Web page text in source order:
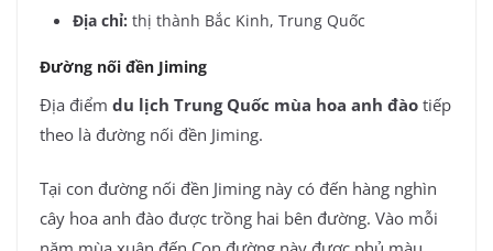
Địa chỉ: thị thành Bắc Kinh, Trung Quốc
Đường nối đền Jiming
Địa điểm du lịch Trung Quốc mùa hoa anh đào tiếp
theo là đường nối đền Jiming.
Tại con đường nối đền Jiming này có đến hàng nghìn
cây hoa anh đào được trồng hai bên đường. Vào mỗi